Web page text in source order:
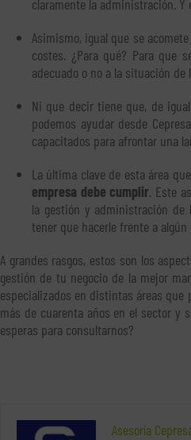
claramente la administración.
Asimismo, igual que se
costes. ¿Para qué? Para que
adecuado o no a la situación de
Ni que decir tiene que, de
podemos ayudar desde
capacitados para afrontar una
La última clave de esta área
empresa debe cumplir. Este
la gestión y administración
tener que hacerle frente a
A grandes rasgos, estos son los
gestión de tu negocio de la mejor
especializados en distintas áreas que
más de cuarenta años en el sector y
esperas para consultarnos?
Asesoría